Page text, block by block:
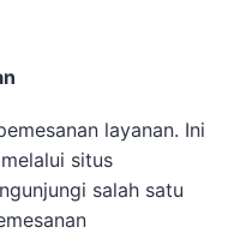
layanan. Ini
situs
salah satu